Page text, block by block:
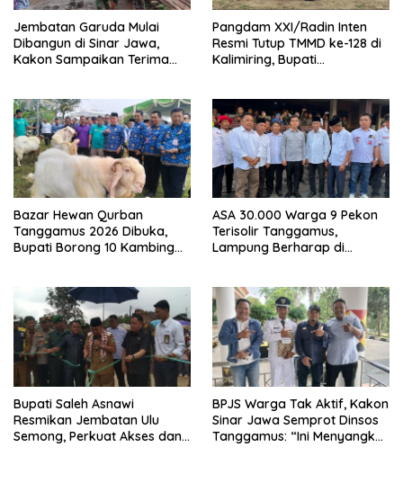
Jembatan Garuda Mulai
Dibangun di Sinar Jawa,
Kakon Sampaikan Terima
Pangdam XXI/Radin Inten
Resmi Tutup TMMD ke-128 di
Kalimiring, Bupati
Bazar Hewan Qurban
Tanggamus 2026 Dibuka,
Bupati Borong 10 Kambing
ASA 30.000 Warga 9 Pekon
Terisolir Tanggamus,
Lampung Berharap di
Bupati Saleh Asnawi
Resmikan Jembatan Ulu
Semong, Perkuat Akses dan
BPJS Warga Tak Aktif, Kakon
Sinar Jawa Semprot Dinsos
Tanggamus: “Ini Menyangkut